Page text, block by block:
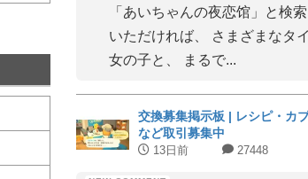
「あいちゃんの夜恋馆」と検
いただければ、 さまざまなタ
女の子と、 まるで...
交換募集掲示板 | レシピ・カ
など取引募集中
13日前 27448